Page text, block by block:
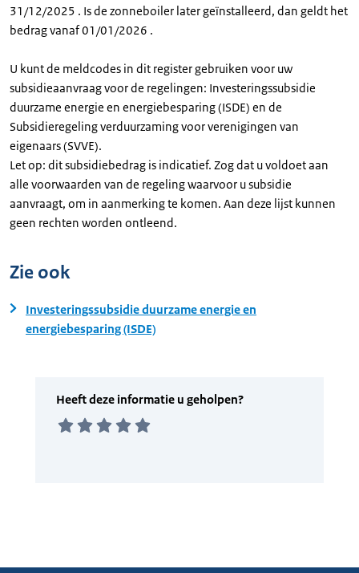
31/12/2025 . Is de zonneboiler later geïnstalleerd, dan geldt het
bedrag vanaf 01/01/2026 .
U kunt de meldcodes in dit register gebruiken voor uw
subsidieaanvraag voor de regelingen: Investeringssubsidie
duurzame energie en energiebesparing (ISDE) en de
Subsidieregeling verduurzaming voor verenigingen van
eigenaars (SVVE).
Let op: dit subsidiebedrag is indicatief. Zog dat u voldoet aan
alle voorwaarden van de regeling waarvoor u subsidie
aanvraagt, om in aanmerking te komen. Aan deze lijst kunnen
geen rechten worden ontleend.
Zie ook
Investeringssubsidie duurzame energie en
energiebesparing (ISDE)